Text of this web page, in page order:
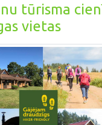
tūrisma
vietas